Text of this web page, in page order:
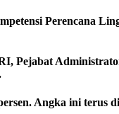
Perencana
Pejabat
Angka ini terus